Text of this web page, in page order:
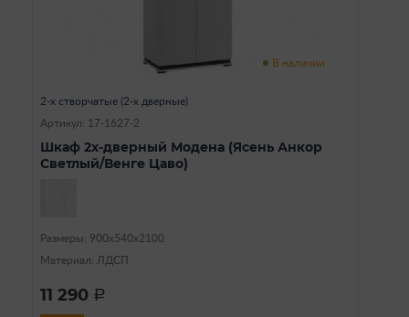
В наличии
2-х створчатые (2-х дверные)
Артикул: 17-1627-2
Шкаф 2х-дверный Модена (Ясень Анкор
Светлый/Венге Цаво)
Размеры: 900х540х2100
Материал: ЛДСП
11 290 a